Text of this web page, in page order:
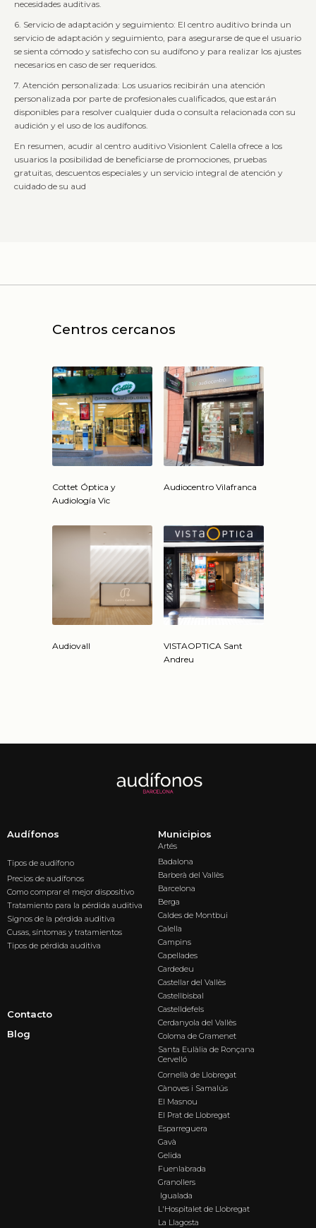
necesidades auditivas.
6. Servicio de adaptación y seguimiento: El centro auditivo brinda un
servicio de adaptación y seguimiento, para asegurarse de que el usuario
se sienta cómodo y satisfecho con su audífono y para realizar los ajustes
necesarios en caso de ser requeridos.
7. Atención personalizada: Los usuarios recibirán una atención
personalizada por parte de profesionales cualificados, que estarán
disponibles para resolver cualquier duda o consulta relacionada con su
audición y el uso de los audífonos.
En resumen, acudir al centro auditivo Visionlent Calella ofrece a los
usuarios la posibilidad de beneficiarse de promociones, pruebas
gratuitas, descuentos especiales y un servicio integral de atención y
cuidado de su aud
Centros cercanos
Cottet Óptica y
Audiología Vic
Audiocentro Vilafranca
Audiovall
VISTAOPTICA Sant
Andreu
Audífonos
Tipos de audífono
Precios de audífonos
Como comprar el mejor dispositivo
Tratamiento para la pérdida auditiva
Signos de la pérdida auditiva
Cusas, síntomas y tratamientos
Tipos de pérdida auditiva
Contacto
Blog
Municipios
Artés
Badalona
Barberà del Vallès
Barcelona
Berga
Caldes de Montbui
Calella
Campins
Capellades
Cardedeu
Castellar del Vallès
Castellbisbal
Castelldefels
Cerdanyola del Vallès
Coloma de Gramenet
Santa Eulàlia de Ronçana
Cervelló
Cornellà de Llobregat
Cànoves i Samalús
El Masnou
El Prat de Llobregat
Esparreguera
Gavà
Gelida
Fuenlabrada
Granollers
Igualada
L'Hospitalet de Llobregat
La Llagosta